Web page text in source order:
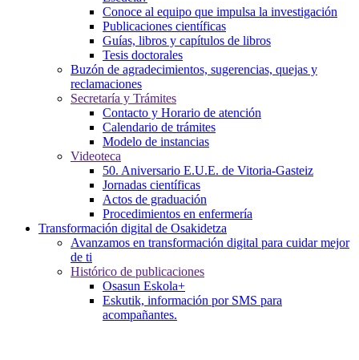
Conoce al equipo que impulsa la investigación
Publicaciones científicas
Guías, libros y capítulos de libros
Tesis doctorales
Buzón de agradecimientos, sugerencias, quejas y
reclamaciones
Secretaría y Trámites
Contacto y Horario de atención
Calendario de trámites
Modelo de instancias
Videoteca
50. Aniversario E.U.E. de Vitoria-Gasteiz
Jornadas científicas
Actos de graduación
Procedimientos en enfermería
Transformación digital de Osakidetza
Avanzamos en transformación digital para cuidar mejor
de ti
Histórico de publicaciones
Osasun Eskola+
Eskutik, información por SMS para
acompañantes.